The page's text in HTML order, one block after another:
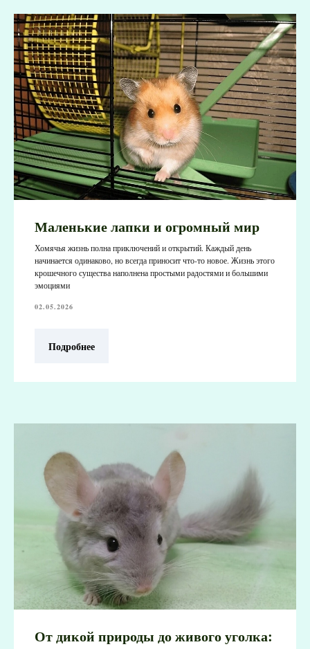
Маленькие лапки и огромный мир
Хомячья жизнь полна приключений и открытий. Каждый день
начинается одинаково, но всегда приносит что-то новое. Жизнь этого
крошечного существа наполнена простыми радостями и большими
эмоциями
02.05.2026
Подробнее
От дикой природы до живого уголка: